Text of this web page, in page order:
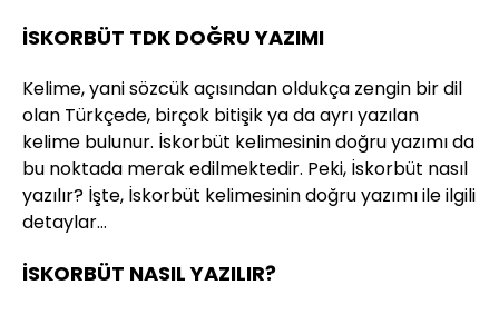
İSKORBÜT TDK DOĞRU YAZIMI
Kelime, yani sözcük açısından oldukça zengin bir dil
olan Türkçede, birçok bitişik ya da ayrı yazılan
kelime bulunur. İskorbüt kelimesinin doğru yazımı da
bu noktada merak edilmektedir. Peki, İskorbüt nasıl
yazılır? İşte, İskorbüt kelimesinin doğru yazımı ile ilgili
detaylar…
İSKORBÜT NASIL YAZILIR?